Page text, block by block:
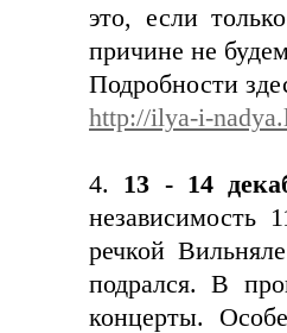
это, если
причине не
Подробности
http://ilya-i-
4. 13 - 14
независимость
речкой
подрался. В
концерты.